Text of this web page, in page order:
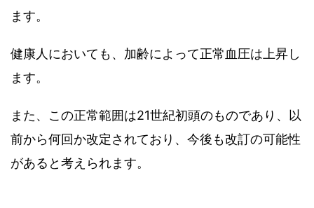
ます。
健康人においても、加齢によって正常血圧は上昇し
ます。
また、この正常範囲は21世紀初頭のものであり、以
前から何回か改定されており、今後も改訂の可能性
があると考えられます。